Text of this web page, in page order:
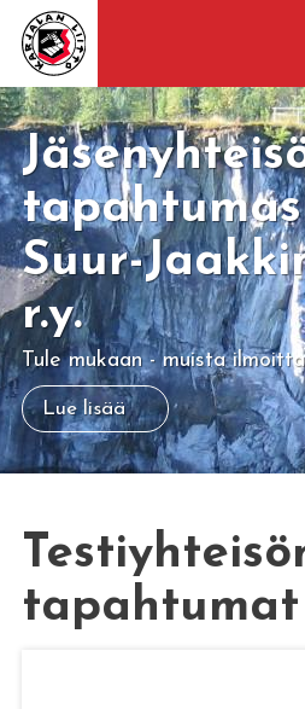
Suur-
r.y.
Tule mukaan - muista
Lue lisää
tapahtumat